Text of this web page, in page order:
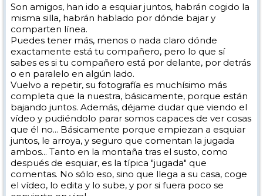
Son amigos, han ido a esquiar juntos, habrán cogido la
misma silla, habrán hablado por dónde bajar y
comparten línea.
Puedes tener más, menos o nada claro dónde
exactamente está tu compañero, pero lo que sí
sabes es si tu compañero está por delante, por detrás
o en paralelo en algún lado.
Vuelvo a repetir, su fotografía es muchísimo más
completa que la nuestra, básicamente, porque están
bajando juntos. Además, déjame dudar que viendo el
vídeo y pudiéndolo parar somos capaces de ver cosas
que él no... Básicamente porque empiezan a esquiar
juntos, le arroya, y seguro que comentan la jugada
ambos... Tanto en la montaña tras el susto, como
después de esquiar, es la típica "jugada" que
comentas. No sólo eso, sino que llega a su casa, coge
el vídeo, lo edita y lo sube, y por si fuera poco se